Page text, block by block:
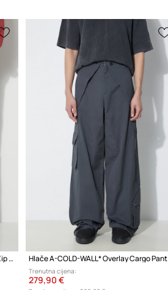
Pamučne hlače A-COLD-WALL* Static Zip Pant Hlače A-COLD-WALL* Overlay Cargo Pant
Trenutna cijena:
279,90 €